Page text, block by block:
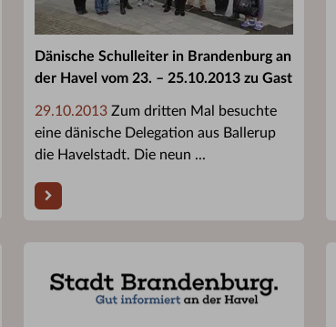
Dänische Schulleiter in Brandenburg an
der Havel vom 23. – 25.10.2013 zu Gast
29.10.2013 Zum dritten Mal besuchte
eine dänische Delegation aus Ballerup
die Havelstadt. Die neun ...